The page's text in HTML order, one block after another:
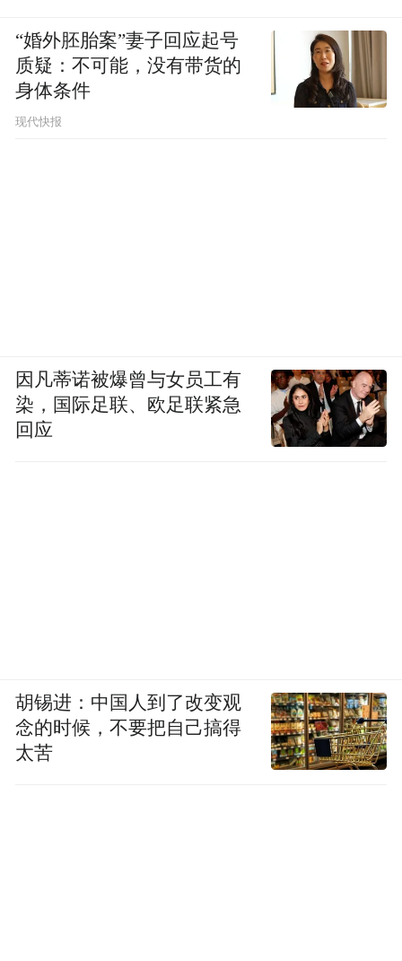
“婚外胚胎案”妻子回应起号
质疑：不可能，没有带货的
身体条件
现代快报
因凡蒂诺被爆曾与女员工有
染，国际足联、欧足联紧急
回应
胡锡进：中国人到了改变观
念的时候，不要把自己搞得
太苦